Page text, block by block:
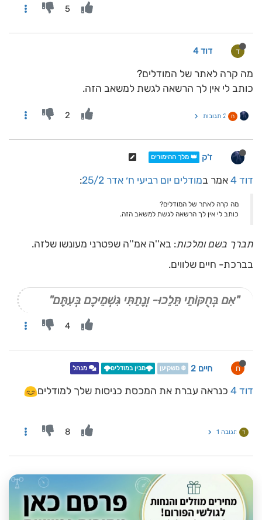
5
ד דוד 4
מה קרה לאתר של המודלים?
כותב לי אין לך הרשאה לגשת למשאב הזה.
ח 2 תגובות 2
ז'ק 👑 מלך ההימורים
דוד 4 אמר במודלים יום רביעי ח׳ אדר 25/2 :
מה קרה לאתר של המודלים?
כותב לי אין לך הרשאה לגשת למשאב הזה.
תברך בשם ומלכות: בא''ה אמ''ה שפטרני מעונשו שלזה.
בברכת- חיים שלווים.
"אִם בְּחֻקּוֹתַי תֵּלֵכוּ- וְנָתַתִּי גִּשְׁמֵיכֶם בְּעִתָּם"
4
ח חיים 2 ❄️ משקיען 🌩️מבין במודלים🌩️ מנהל
דוד 4 כנראה עברת את המכסת כניסות שלך למודלים
ד תגובה 1 8